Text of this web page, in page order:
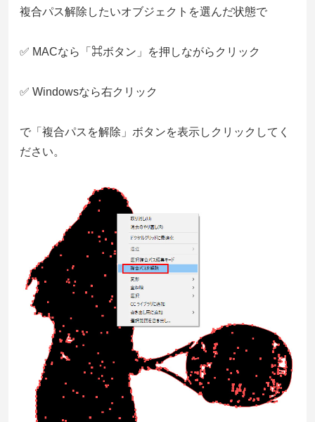
複合パス解除したいオブジェクトを選んだ状態で
✅ MACなら「⌘ボタン」を押しながらクリック
✅ Windowsなら右クリック
で「複合パスを解除」ボタンを表示しクリックしてく
ださい。